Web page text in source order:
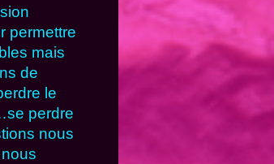
permettre
mais
de
le
perdre
nous